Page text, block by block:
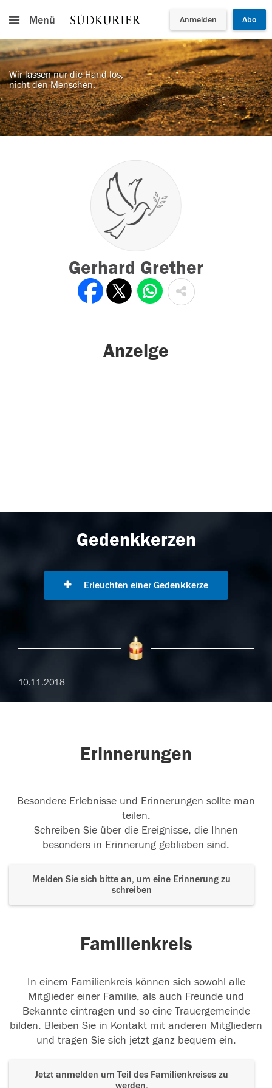
Menü Anmelden Abo
Wir lassen nur die Hand los,
nicht den Menschen.
Gerhard Grether
Anzeige
Gedenkkerzen
Erleuchten einer Gedenkkerze
10.11.2018
Erinnerungen
Besondere Erlebnisse und Erinnerungen sollte man
teilen.
Schreiben Sie über die Ereignisse, die Ihnen
besonders in Erinnerung geblieben sind.
Melden Sie sich bitte an, um eine Erinnerung zu
schreiben
Familienkreis
In einem Familienkreis können sich sowohl alle
Mitglieder einer Familie, als auch Freunde und
Bekannte eintragen und so eine Trauergemeinde
bilden. Bleiben Sie in Kontakt mit anderen Mitgliedern
und tragen Sie sich jetzt ganz bequem ein.
Jetzt anmelden um Teil des Familienkreises zu
werden.